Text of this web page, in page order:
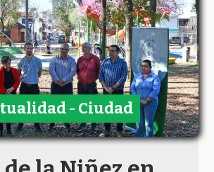
- Ciudad